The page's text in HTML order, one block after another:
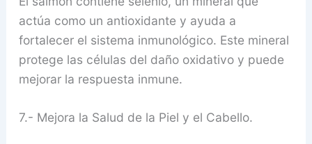
actúa como un antioxidante y ayuda a
fortalecer el sistema inmunológico. Este mineral
protege las células del daño oxidativo y puede
mejorar la respuesta inmune.
7.- Mejora la Salud de la Piel y el Cabello.